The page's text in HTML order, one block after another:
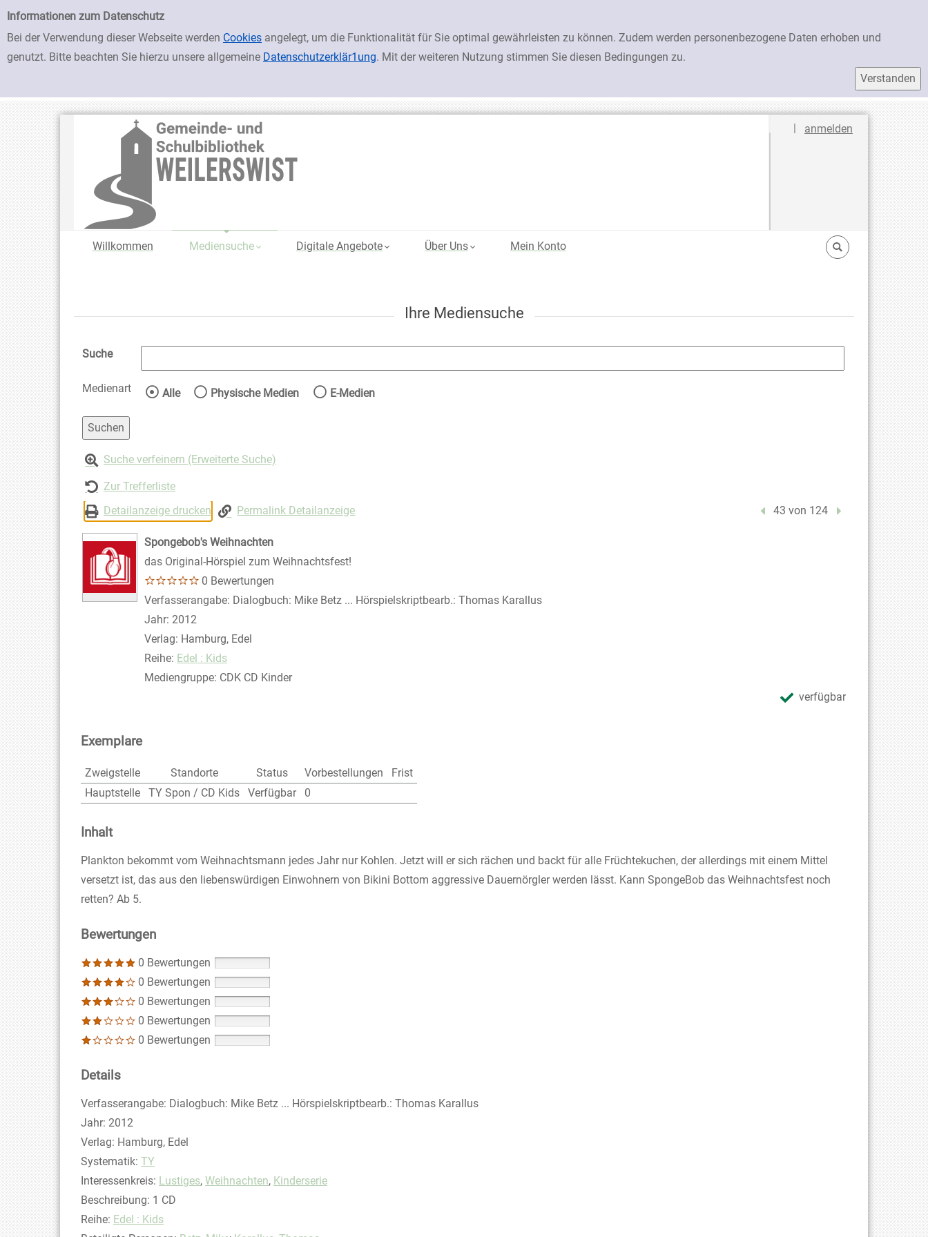
Einfache Suche
Informationen zum Datenschutz
Bei der Verwendung dieser Webseite werden Cookies angelegt, um die Funktionalität für Sie optimal gewährleisten zu können. Zudem werden personenbezogene Daten erhoben und
genutzt. Bitte beachten Sie hierzu unsere allgemeine Datenschutzerklär1ung. Mit der weiteren Nutzung stimmen Sie diesen Bedingungen zu.
zur Navigation springen
zum Inhalt springen
Zur Detailanzeige springen
Sprache auswählen
| anmelden
Willkommen Mediensuche Digitale Angebote Über Uns Mein Konto
Ihre Mediensuche
Suche
Medienart Wählen Sie die Medienart nach der Sie suchen wollen.
Alle Physische Medien E-Medien
Suche verfeinern (Erweiterte Suche)
Zur Trefferliste
Detailanzeige drucken
Permalink Detailanzeige Vorheriger Treffer
43 von 124 Nächster Treffer
Spongebob's Weihnachten
das Original-Hörspiel zum Weihnachtsfest!
0 Bewertungen
Suche nach diesem Verfasser
Verfasserangabe: Dialogbuch: Mike Betz ... Hörspielskriptbearb.: Thomas Karallus
Jahr: 2012
Verlag: Hamburg, Edel
Reihe: Edel : Kids
Mediengruppe: CDK CD Kinder
verfügbar
Exemplare
Zweigstelle Standorte Status Vorbestellungen
Frist
Hauptstelle
TY Spon / CD Kids Verfügbar 0
Inhalt
Plankton bekommt vom Weihnachtsmann jedes Jahr nur Kohlen. Jetzt will er sich rächen und backt für alle Früchtekuchen, der allerdings mit einem Mittel
versetzt ist, das aus den liebenswürdigen Einwohnern von Bikini Bottom aggressive Dauernörgler werden lässt. Kann SpongeBob das Weihnachtsfest noch
retten? Ab 5.
Bewertungen
0 Bewertungen
0 Bewertungen
0 Bewertungen
0 Bewertungen
0 Bewertungen
Details
Suche nach diesem Verfasser
Verfasserangabe: Dialogbuch: Mike Betz ... Hörspielskriptbearb.: Thomas Karallus
Jahr: 2012
Verlag: Hamburg, Edel
opens in new tab
Diesen Link in neuem Tab öffnen
Systematik: Suche nach dieser Systematik
TY
Interessenkreis: Suche nach diesem Interessenskreis
Lustiges, Weihnachten, Kinderserie
Beschreibung: 1 CD
Reihe: Edel : Kids